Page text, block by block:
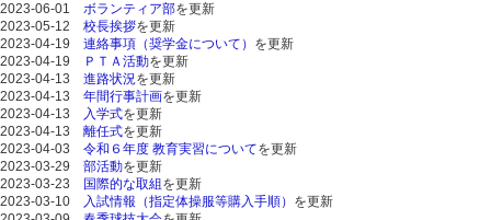
2023-06-01 ボランティア部を更新
2023-05-12 校長挨拶を更新
2023-04-19 連絡事項（奨学金について） を更新
2023-04-19
ＰＴＡ活動を更新
2023-04-13 進路状況を更新
2023-04-13 年間行事計画を更新
2023-04-13
入学式を更新
2023-04-13 離任式を更新
2023-04-03 令和６年度 教育実習についてを更新
2023-03-29 部活動を更新
2023-03-23
国際的な取組 を更新
2023-03-10
入試情報（指定体操服等購入手順） を更新